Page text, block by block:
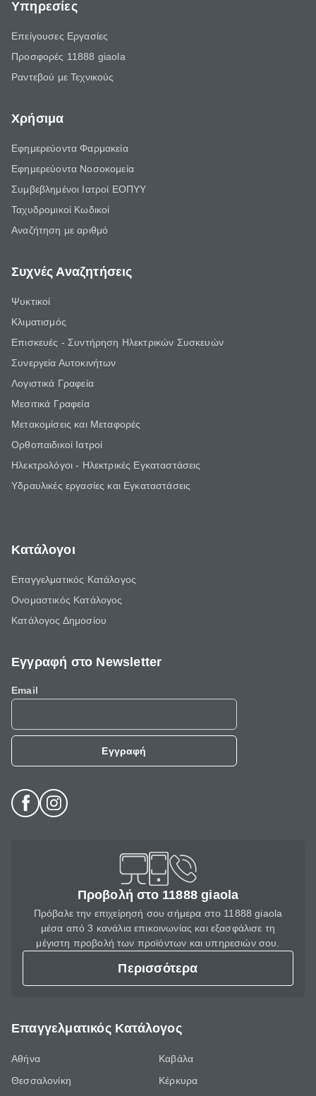
Υπηρεσίες
Επείγουσες Εργασίες
Προσφορές 11888 giaola
Ραντεβού με Τεχνικούς
Χρήσιμα
Εφημερεύοντα Φαρμακεία
Εφημερεύοντα Νοσοκομεία
Συμβεβλημένοι Ιατροί ΕΟΠΥΥ
Ταχυδρομικοί Κωδικοί
Αναζήτηση με αριθμό
Συχνές Αναζητήσεις
Ψυκτικοί
Κλιματισμός
Επισκευές - Συντήρηση Ηλεκτρικών Συσκευών
Συνεργεία Αυτοκινήτων
Λογιστικά Γραφεία
Μεσιτικά Γραφεία
Μετακομίσεις και Μεταφορές
Ορθοπαιδικοί Ιατροί
Ηλεκτρολόγοι - Ηλεκτρικές Εγκαταστάσεις
Υδραυλικές εργασίες και Εγκαταστάσεις
Κατάλογοι
Επαγγελματικός Κατάλογος
Ονομαστικός Κατάλογος
Κατάλογος Δημοσίου
Εγγραφή στο Newsletter
Email
Εγγραφή
Προβολή στο 11888 giaola
Πρόβαλε την επιχείρησή σου σήμερα στο 11888 giaola
μέσα από 3 κανάλια επικοινωνίας και εξασφάλισε τη
μέγιστη προβολή των προϊόντων και υπηρεσιών σου.
Περισσότερα
Επαγγελματικός Κατάλογος
Αθήνα
Θεσσαλονίκη
Καβάλα
Κέρκυρα